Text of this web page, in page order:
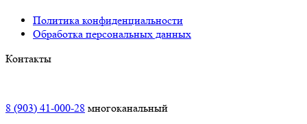
Политика конфиденциальности
Обработка персональных данных
Контакты
8 (903) 41-000-28 многоканальный